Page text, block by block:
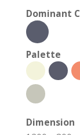
Dominant
Palette
Dimension